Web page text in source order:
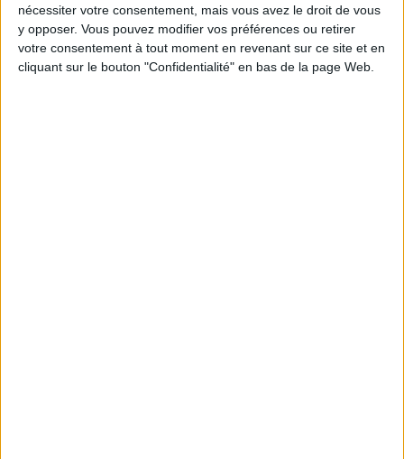
nécessiter votre consentement, mais vous avez le droit de vous
y opposer. Vous pouvez modifier vos préférences ou retirer
votre consentement à tout moment en revenant sur ce site et en
cliquant sur le bouton "Confidentialité" en bas de la page Web.